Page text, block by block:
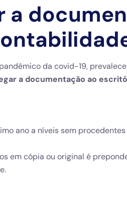
a
da covid-19,
a documentação ao
ano a níveis sem
em cópia ou original é